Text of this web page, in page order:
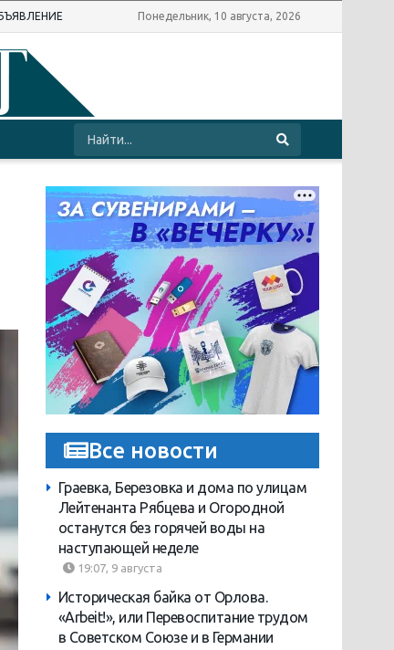
Понедельник, 10 августа, 2026
Все новости
Граевка, Березовка и дома по улицам
Лейтенанта Рябцева и Огородной
останутся без горячей воды на
наступающей неделе
19:07, 9 августа
Историческая байка от Орлова.
«Arbeit!», или Перевоспитание трудом
в Советском Союзе и в Германии